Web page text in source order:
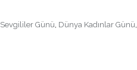
Sevgililer Günü, Dünya Kadınlar Günü,